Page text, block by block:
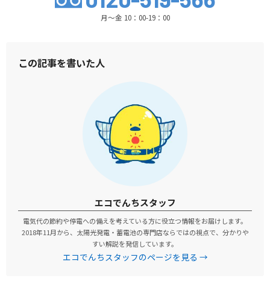
月～金 10：00-19：00
この記事を書いた人
エコでんちスタッフ
電気代の節約や停電への備えを考えている方に役立つ情報をお届けします。
2018年11月から、太陽光発電・蓄電池の専門店ならではの視点で、分かりや
すい解説を発信しています。
エコでんちスタッフのページを見る →